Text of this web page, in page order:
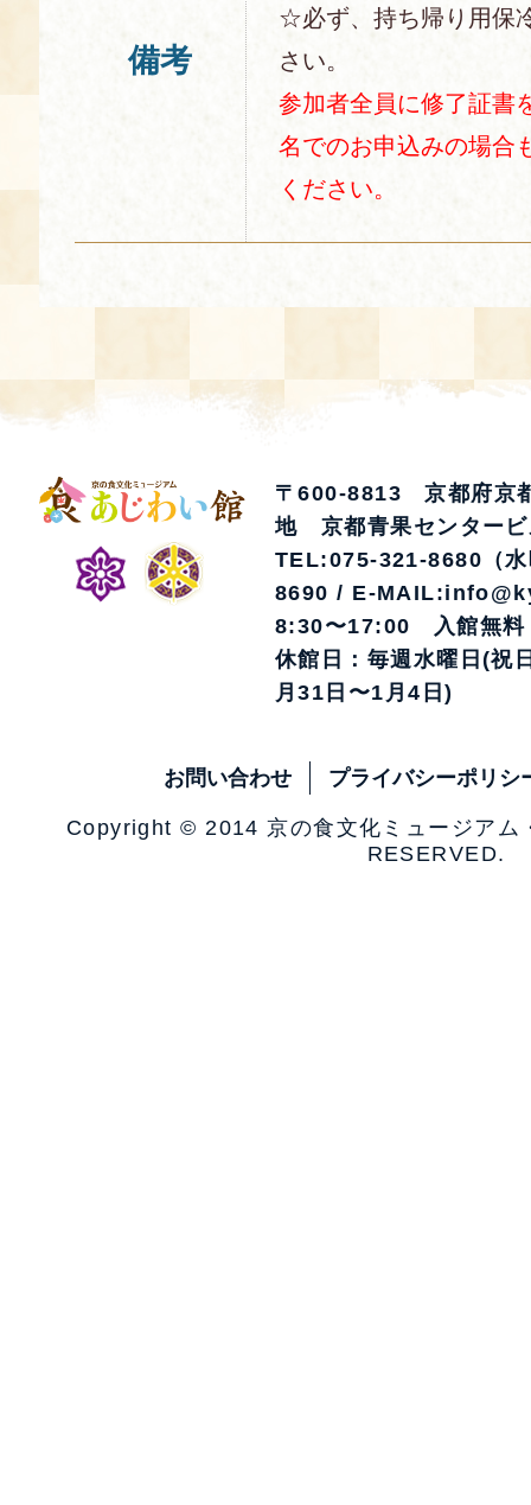
備考
☆必ず、持ち帰り用保
さい。
参加者全員に修了証書
名でのお申込みの場合
ください。
〒600-8813 京都府京
地 京都青果センタービ
TEL:075-321-8680（
8690 / E-
8:30〜17:00 入館無料
休館日：毎週水曜日(祝
月31日〜1月4日)
お問い合わせ プライバシーポリシ
Copyright © 2014 京の食文化ミュージア
RESERVED.